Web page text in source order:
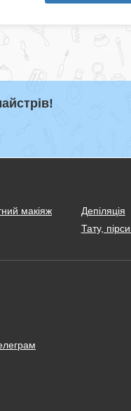
макіяж
Депіляція
Тату,